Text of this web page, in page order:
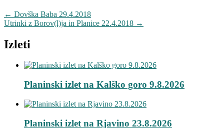
← Dovška Baba 29.4.2018
Utrinki z Borov(l)ja in Planice 22.4.2018 →
Izleti
Planinski izlet na Kalško goro 9.8.2026
Planinski izlet na Rjavino 23.8.2026